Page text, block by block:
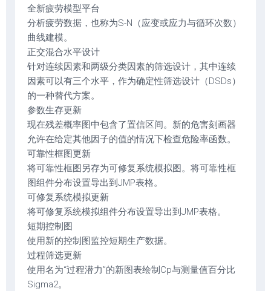
全新疲劳模型平台
分析疲劳数据，也称为S-N（应变或应力与循环次数）
曲线建模。
正交混合水平设计
针对连续因素和两级分类因素的筛选设计，其中连续
因素可以有三个水平，作为确定性筛选设计（DSDs）
的一种替代方案。
参数生存更新
现在残差概率图中包含了置信区间。新的危害刻画器
允许在给定其他因子的值的情况下检查危险率函数。
可靠性框图更新
将可靠性框图另存为可修复系统模拟图。将可靠性框
图组件分布设置导出到JMP表格。
可修复系统模拟更新
将可修复系统模拟组件分布设置导出到JMP表格。
短期控制图
使用新的控制图监控短期生产数据。
过程筛选更新
使用名为“过程潜力”的新图表绘制Cp与测量值百分比
Sigma2。